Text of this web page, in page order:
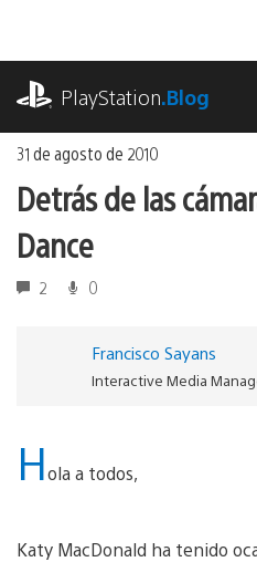
contenido
PlayStation.Blog
31 de agosto de 2010
Detrás de las
Dance
2 0
Francisco Sayans
Interactive Media
Hola a todos,
Katy MacDonald ha tenido